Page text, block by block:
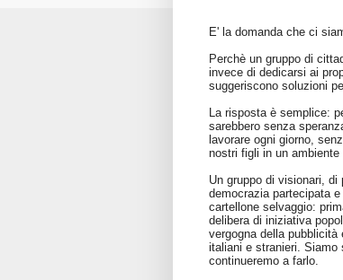
E' la domanda che ci
Perchè un gruppo di
invece di dedicarsi ai
suggeriscono soluzioni
La risposta è semplice:
sarebbero senza
lavorare ogni giorno,
nostri figli in un ambiente
Un gruppo di visionari,
democrazia partecipata
cartellone selvaggio:
delibera di iniziativa
vergogna della
italiani e stranieri. Siamo
continueremo a farlo.